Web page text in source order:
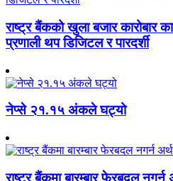
राष्ट्र बैंकको खुला बजार कारोबार
प्रणाली थप डिजिटल र पारदर्शी
नेप्से २१.१५ अंकले घट्यो
राष्ट्र बैंकमा बारम्बार फेरबदल नगर्न